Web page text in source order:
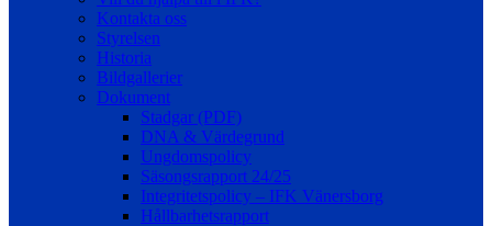
Kontakta oss
Styrelsen
Historia
Bildgallerier
Dokument
Stadgar (PDF)
DNA & Värdegrund
Ungdomspolicy
Säsongsrapport 24/25
Integritetspolicy – IFK Vänersborg
Hållbarhetsrapport